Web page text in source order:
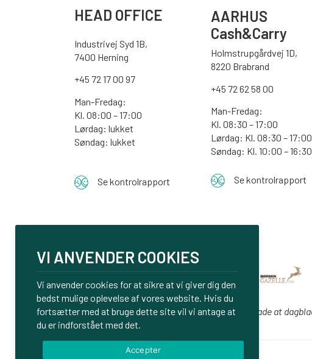
HEAD OFFICE
Industrivej Syd 1B,
7400 Herning
+45 72 17 00 97
Man-Fredag:
Kl. 08:00 – 17:00
Lørdag: lukket
Søndag: lukket
Se kontrolrapport
AARHUS
Cash&Carry
Holmstrupgårdvej 1D,
8220 Brabrand
+45 72 62 58 00
Man-Fredag:
Kl. 08:30 – 17:00
Lørdag: Kl. 08:30 – 17:00
Søndag: Kl. 10:00 – 16:30
Se kontrolrapport
Vi er glade at
VI ANVENDER COOKIES
Vi anvender cookies for at sikre at vi giver dig den
bedst mulige oplevelse af vores website. Hvis du
fortsætter med at bruge dette site vil vi antage at
du er indforstået med det.
Accepter